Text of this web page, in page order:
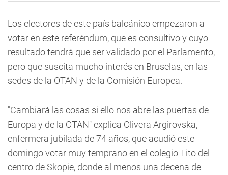
Los electores de este país balcánico empezaron a
votar en este referéndum, que es consultivo y cuyo
resultado tendrá que ser validado por el Parlamento,
pero que suscita mucho interés en Bruselas, en las
sedes de la OTAN y de la Comisión Europea.
"Cambiará las cosas si ello nos abre las puertas de
Europa y de la OTAN" explica Olivera Argirovska,
enfermera jubilada de 74 años, que acudió este
domingo votar muy temprano en el colegio Tito del
centro de Skopie, donde al menos una decena de